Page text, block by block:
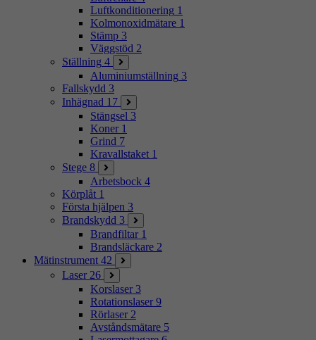
Luftkonditionering 1
Kolmonoxidmätare 1
Stämp 3
Väggstöd 2
Ställning 4
Aluminiumställning 3
Fallskydd 3
Inhägnad 17
Stängsel 3
Koner 1
Grind 7
Kravallstaket 1
Stege 8
Arbetsbock 4
Körplåt 1
Första hjälpen 3
Brandskydd 3
Brandfiltar 1
Brandsläckare 2
Mätinstrument 42
Laser 26
Korslaser 3
Rotationslaser 9
Rörlaser 2
Avståndsmätare 5